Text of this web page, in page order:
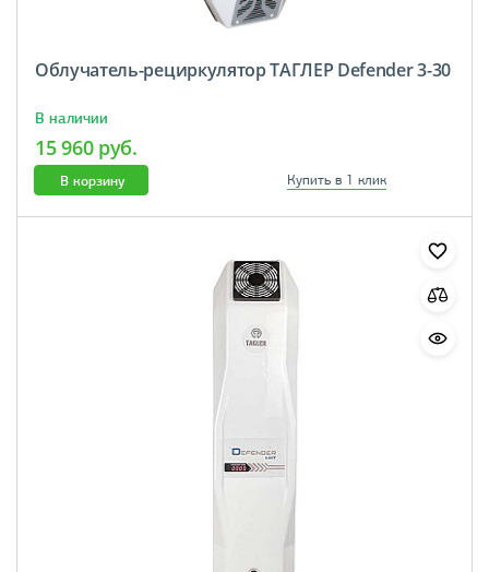
Облучатель-рециркулятор ТАГЛЕР Defender 3-30
В наличии
15 960 руб.
В корзину Купить в 1 клик